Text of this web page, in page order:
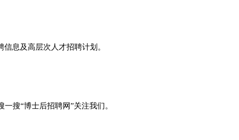
息及高层次人才招聘计划。
搜“博士后招聘网”关注我们。